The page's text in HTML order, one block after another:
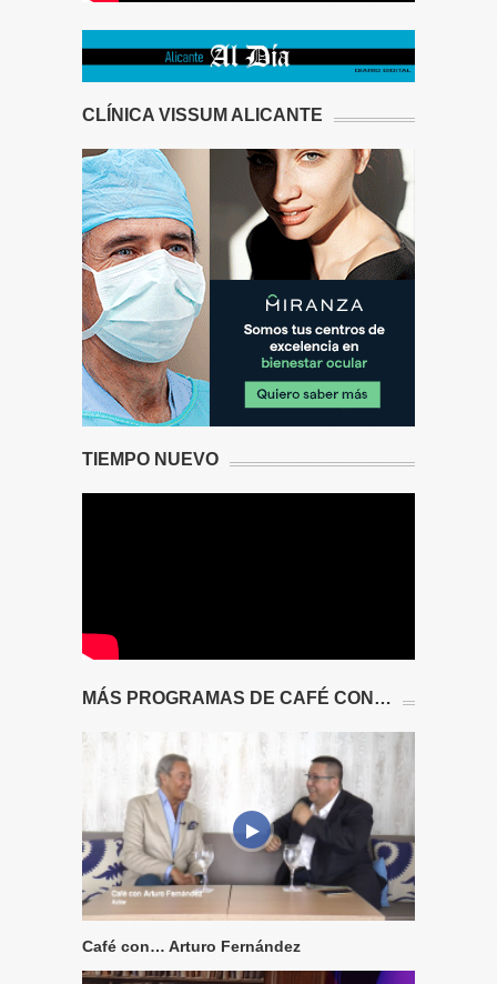
CLÍNICA VISSUM ALICANTE
TIEMPO NUEVO
MÁS PROGRAMAS DE CAFÉ CON…
Café con… Arturo Fernández